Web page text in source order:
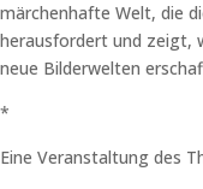
märchenhafte Welt, die
herausfordert und zeigt,
neue Bilderwelten
*
Eine Veranstaltung des